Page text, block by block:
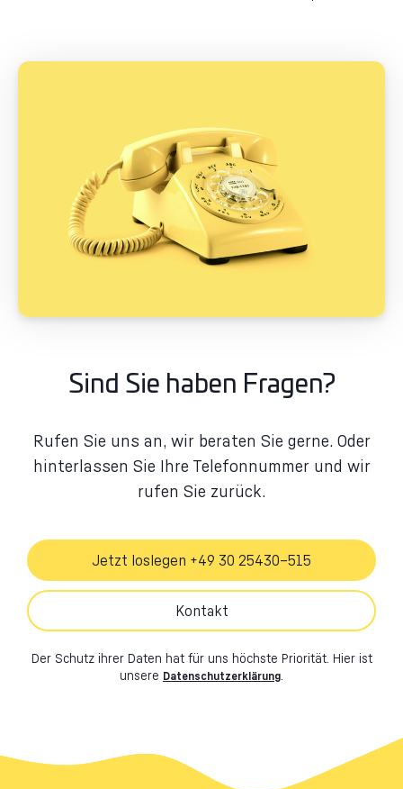
Sind Sie haben Fragen?
Rufen Sie uns an, wir beraten Sie gerne. Oder
hinterlassen Sie Ihre Telefonnummer und wir
rufen Sie zurück.
Jetzt loslegen +49 30 25430–515
Kontakt
Der Schutz ihrer Daten hat für uns höchste Priorität. Hier ist
unsere Datenschutzerklärung